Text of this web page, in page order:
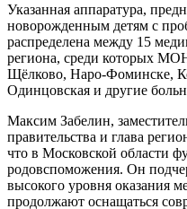
Указанная аппаратура,
новорожденным детям с
распределена между 15
региона, среди которых
Щёлково, Наро-Фоминске,
Одинцовская и другие
Максим Забелин,
правительства и глава
что в Московской области
родовспоможения. Он
высокого уровня оказания
продолжают оснащаться